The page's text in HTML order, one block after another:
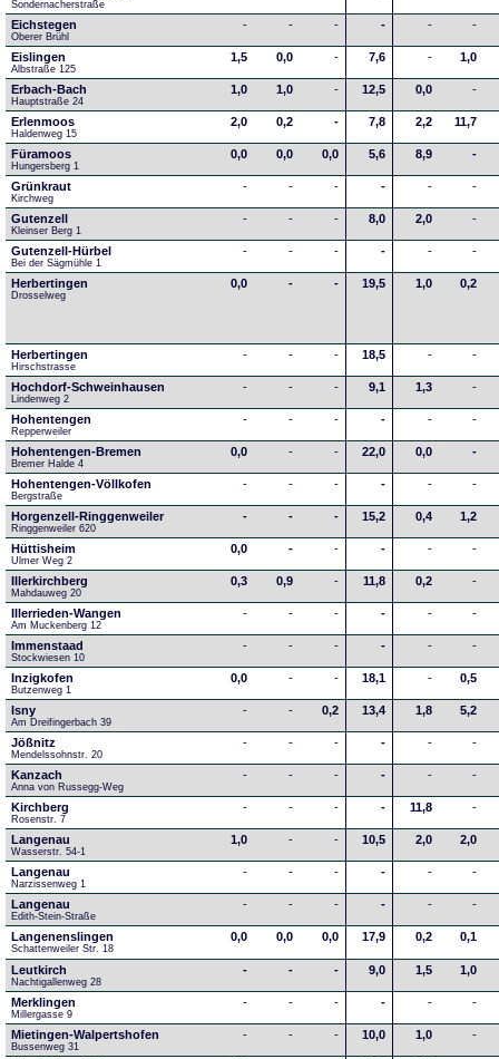
Sondernacherstraße
Eichstegen
Oberer Brühl
- - - - - -
Eislingen
Albstraße 125
1,5 0,0 - 7,6 - 1,0
Erbach-Bach
Hauptstraße 24
1,0 1,0 - 12,5 0,0 -
Erlenmoos
Haldenweg 15
2,0 0,2 - 7,8 2,2 11,7
Füramoos
Hungersberg 1
0,0 0,0 0,0 5,6 8,9 -
Grünkraut
Kirchweg
- - - - - -
Gutenzell
Kleinser Berg 1
- - - 8,0 2,0 -
Gutenzell-Hürbel
Bei der Sägmühle 1
- - - - - -
Herbertingen
Drosselweg
0,0 - - 19,5 1,0 0,2
Herbertingen
Hirschstrasse
- - - 18,5 - -
Hochdorf-Schweinhausen
Lindenweg 2
- - - 9,1 1,3 -
Hohentengen
Repperweiler
- - - - - -
Hohentengen-Bremen
Bremer Halde 4
0,0 - - 22,0 0,0 -
Hohentengen-Völlkofen
Bergstraße
- - - - - -
Horgenzell-Ringgenweiler
Ringgenweiler 620
- - - 15,2 0,4 1,2
Hüttisheim
Ulmer Weg 2
0,0 - - - - -
Illerkirchberg
Mahdauweg 20
0,3 0,9 - 11,8 0,2 -
Illerrieden-Wangen
Am Muckenberg 12
- - - - - -
Immenstaad
Stockwiesen 10
- - - - - -
Inzigkofen
Butzenweg 1
0,0 - - 18,1 - 0,5
Isny
Am Dreifingerbach 39
- - 0,2 13,4 1,8 5,2
Jößnitz
Mendelssohnstr. 20
- - - - - -
Kanzach
Anna von Russegg-Weg
- - - - - -
Kirchberg
Rosenstr. 7
- - - - 11,8 -
Langenau
Wasserstr. 54-1
1,0 - - 10,5 2,0 2,0
Langenau
Narzissenweg 1
- - - - - -
Langenau
Edith-Stein-Straße
- - - - - -
Langenenslingen
Schattenweiler Str. 18
0,0 0,0 0,0 17,9 0,2 0,1
Leutkirch
Nachtigallenweg 28
- - - 9,0 1,5 1,0
Merklingen
Millergasse 9
- - - - - -
Mietingen-Walpertshofen
Bussenweg 31
- - - 10,0 1,0 -